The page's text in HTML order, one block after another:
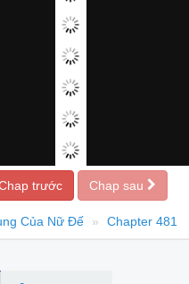
trước Chap sau
Của Nữ Đế Chapter 481